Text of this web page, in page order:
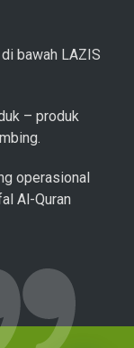
bawah LAZIS
– produk
operasional
Al-Quran